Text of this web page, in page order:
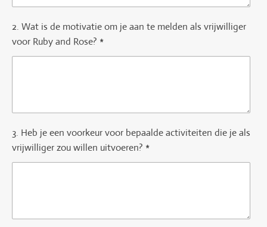
2. Wat is de motivatie om je aan te melden als vrijwilliger
voor Ruby and Rose? *
3. Heb je een voorkeur voor bepaalde activiteiten die je als
vrijwilliger zou willen uitvoeren? *